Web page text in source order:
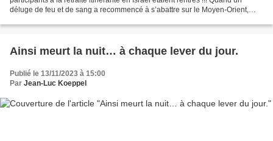
déluge de feu et de sang a recommencé à s’abattre sur le Moyen-Orient,
Ainsi meurt la nuit… à chaque lever du jour.
Publié le 13/11/2023 à 15:00
Par Jean-Luc Koeppel